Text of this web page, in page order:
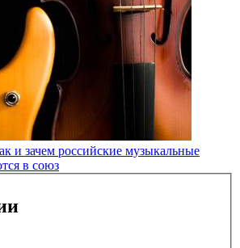
и зачем российские музыкальные
в союз